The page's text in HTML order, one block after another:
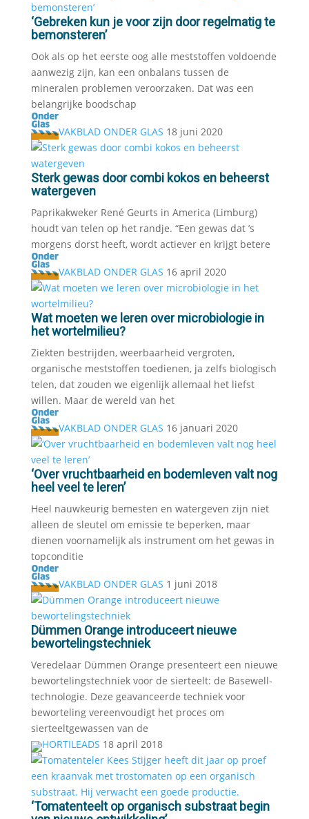
‘Gebreken kun je voor zijn door regelmatig te
bemonsteren’
Ook als op het eerste oog alle meststoffen voldoende
aanwezig zijn, kan een onbalans tussen de
mineralen problemen veroorzaken. Dat was een
belangrijke boodschap
VAKBLAD ONDER GLAS 18 juni 2020
Sterk gewas door combi kokos en beheerst
watergeven
Paprikakweker René Geurts in America (Limburg)
houdt van telen op het randje. “Een gewas dat ’s
morgens dorst heeft, wordt actiever en krijgt betere
VAKBLAD ONDER GLAS 16 april 2020
Wat moeten we leren over microbiologie in
het wortelmilieu?
Ziekten bestrijden, weerbaarheid vergroten,
organische meststoffen toedienen, ja zelfs biologisch
telen, dat zouden we eigenlijk allemaal het liefst
willen. Maar de wereld van het
VAKBLAD ONDER GLAS 16 januari 2020
‘Over vruchtbaarheid en bodemleven valt nog
heel veel te leren’
Heel nauwkeurig bemesten en watergeven zijn niet
alleen de sleutel om emissie te beperken, maar
dienen voornamelijk als instrument om het gewas in
topconditie
VAKBLAD ONDER GLAS 1 juni 2018
Dümmen Orange introduceert nieuwe
bewortelingstechniek
Veredelaar Dümmen Orange presenteert een nieuwe
bewortelingstechniek voor de sierteelt: de Basewell-
technologie. Deze geavanceerde techniek voor
beworteling vereenvoudigt het proces om
sierteeltgewassen van de
HORTILEADS 18 april 2018
‘Tomatenteelt op organisch substraat begin